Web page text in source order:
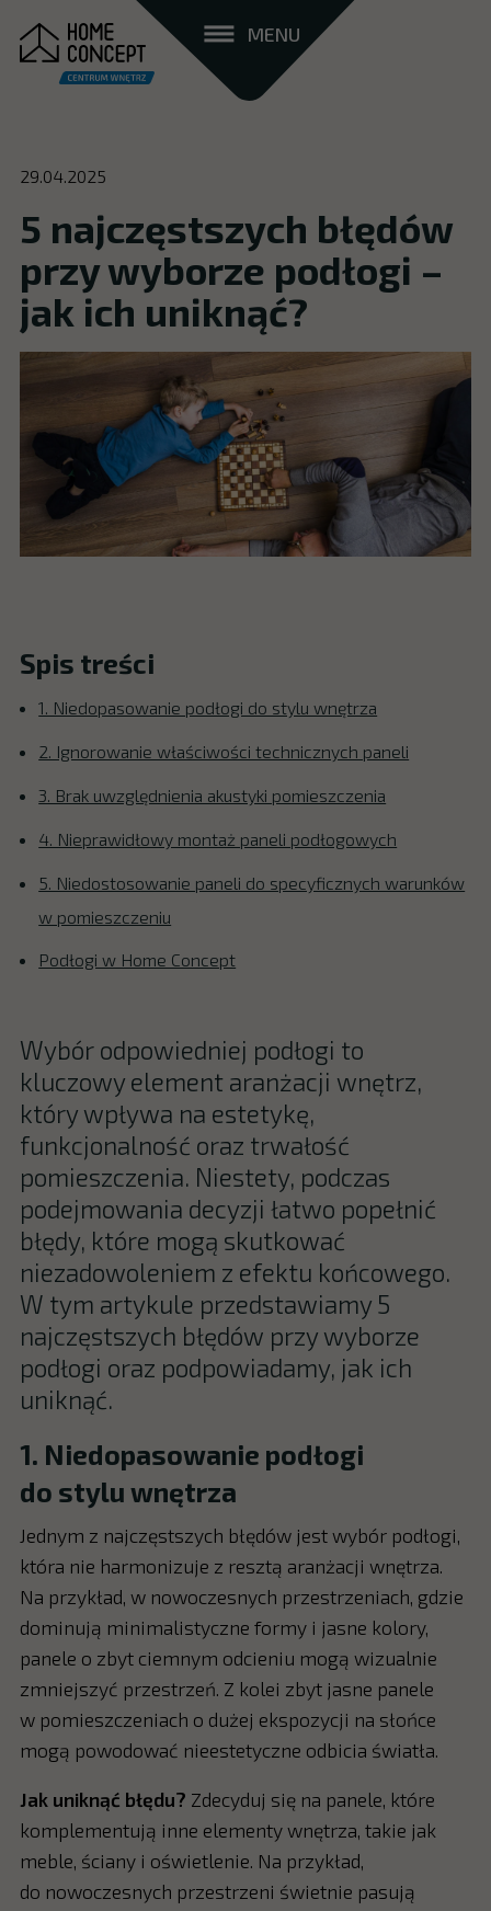
MENU
29.04.2025
5 najczęstszych błędów
przy wyborze podłogi –
jak ich uniknąć?
Spis treści
1. Niedopasowanie podłogi do stylu wnętrza
2. Ignorowanie właściwości technicznych paneli
3. Brak uwzględnienia akustyki pomieszczenia
4. Nieprawidłowy montaż paneli podłogowych
5. Niedostosowanie paneli do specyficznych warunków
w pomieszczeniu
Podłogi w Home Concept
Wybór odpowiedniej podłogi to
kluczowy element aranżacji wnętrz,
który wpływa na estetykę,
funkcjonalność oraz trwałość
pomieszczenia. Niestety, podczas
podejmowania decyzji łatwo popełnić
błędy, które mogą skutkować
niezadowoleniem z efektu końcowego.
W tym artykule przedstawiamy 5
najczęstszych błędów przy wyborze
podłogi oraz podpowiadamy, jak ich
uniknąć.
1. Niedopasowanie podłogi
do stylu wnętrza
Jednym z najczęstszych błędów jest wybór podłogi,
która nie harmonizuje z resztą aranżacji wnętrza.
Na przykład, w nowoczesnych przestrzeniach, gdzie
dominują minimalistyczne formy i jasne kolory,
panele o zbyt ciemnym odcieniu mogą wizualnie
zmniejszyć przestrzeń. Z kolei zbyt jasne panele
w pomieszczeniach o dużej ekspozycji na słońce
mogą powodować nieestetyczne odbicia światła.
Jak uniknąć błędu? Zdecyduj się na panele, które
komplementują inne elementy wnętrza, takie jak
meble, ściany i oświetlenie. Na przykład,
do nowoczesnych przestrzeni świetnie pasują